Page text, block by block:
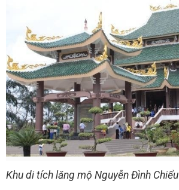
Khu di tích lăng mộ Nguyễn Đình Chiểu